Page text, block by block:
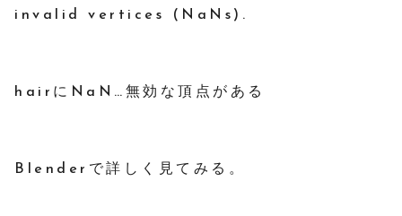
invalid vertices (NaNs).
hairにNaN…無効な頂点がある
Blenderで詳しく見てみる。